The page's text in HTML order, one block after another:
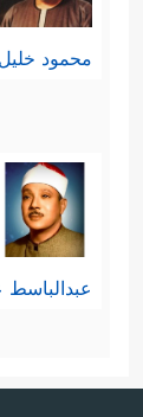
محمود
عبدالباسط